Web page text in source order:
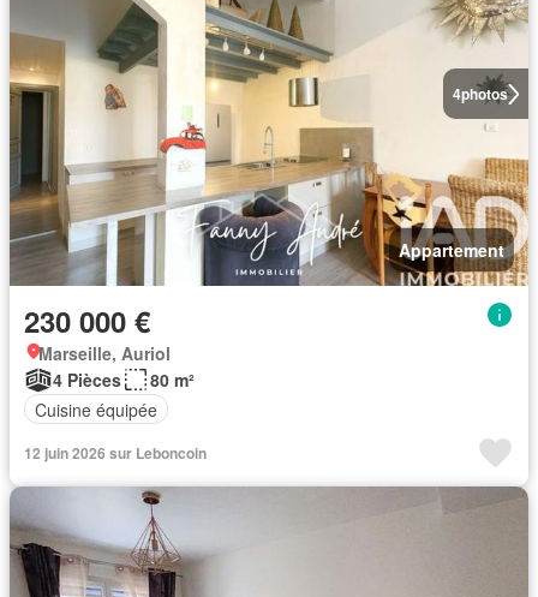
4photos
Appartement
230 000 €
Marseille, Auriol
4 Pièces
80 m²
Cuisine équipée
12 juin 2026 sur Leboncoin